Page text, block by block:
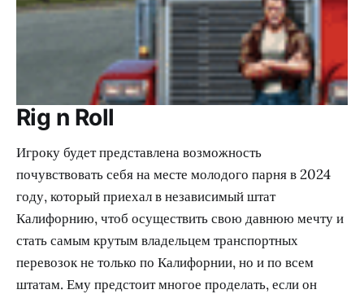
Rig n Roll
Игроку будет представлена возможность
почувствовать себя на месте молодого парня в 2024
году, который приехал в независимый штат
Калифорнию, чтоб осуществить свою давнюю мечту и
стать самым крутым владельцем транспортных
перевозок не только по Калифорнии, но и по всем
штатам. Ему предстоит многое проделать, если он